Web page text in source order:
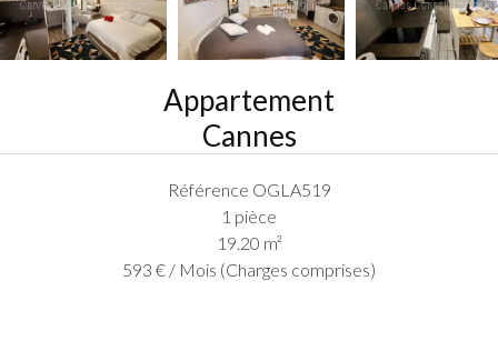
Appartement
Cannes
Référence OGLA519
1 pièce
19.20 m²
593 € / Mois (Charges comprises)